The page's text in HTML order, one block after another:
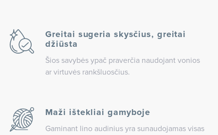
Greitai sugeria skysčius, greitai
džiūsta
Šios savybės ypač praverčia naudojant vonios
ar virtuvės rankšluosčius.
Maži ištekliai gamyboje
Gaminant lino audinius yra sunaudojamas visas